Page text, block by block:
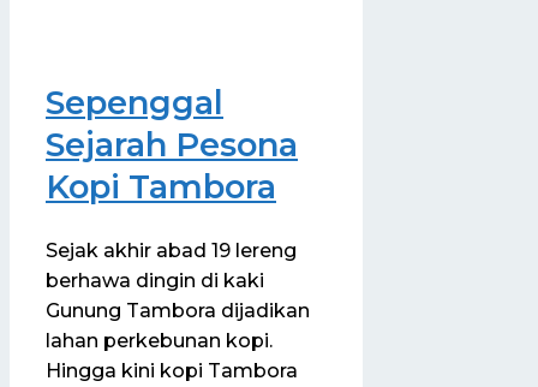
Sepenggal
Sejarah Pesona
Kopi Tambora
Sejak akhir abad 19 lereng
berhawa dingin di kaki
Gunung Tambora dijadikan
lahan perkebunan kopi.
Hingga kini kopi Tambora